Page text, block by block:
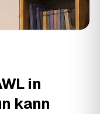
in
kann